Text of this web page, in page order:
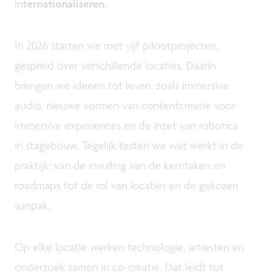
internationaliseren.
In 2026 starten we met vijf pilootprojecten,
gespreid over verschillende locaties. Daarin
brengen we ideeën tot leven, zoals immersive
audio, nieuwe vormen van contentcreatie voor
immersive experiences en de inzet van robotica
in stagebouw. Tegelijk testen we wat werkt in de
praktijk: van de invulling van de kerntaken en
roadmaps tot de rol van locaties en de gekozen
aanpak.
Op elke locatie werken technologie, artiesten en
onderzoek samen in co-creatie. Dat leidt tot